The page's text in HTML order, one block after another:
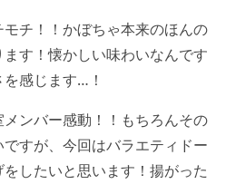
チ！！かぼちゃ本来のほんの
す！懐かしい味わいなんです
感じます…！
ンバー感動！！もちろんその
すが、今回はバラエティドー
したいと思います！揚がった